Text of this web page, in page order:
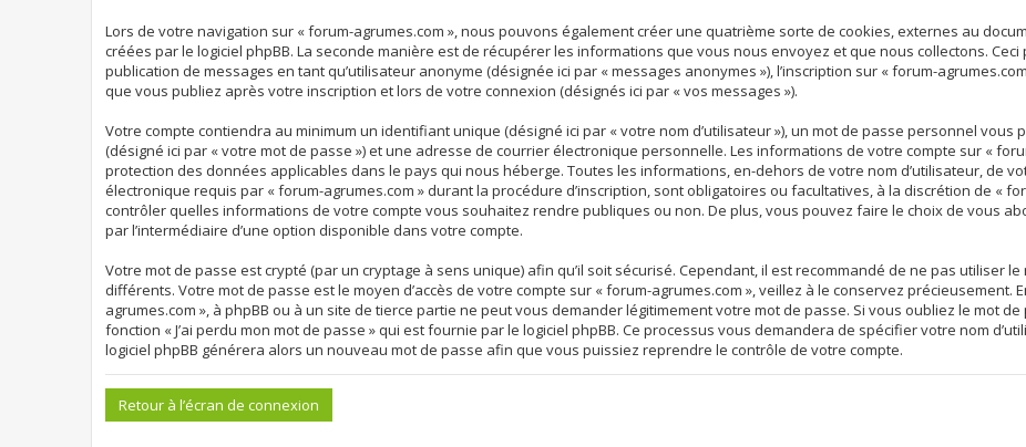
Lors de votre navigation sur « forum-agrumes.com », nous pouvons également créer une quatrième sorte de cookies, externes au
créées par le logiciel phpBB. La seconde manière est de récupérer les informations que vous nous envoyez et que nous collectons. Ceci
publication de messages en tant qu’utilisateur anonyme (désignée ici par « messages anonymes »), l’inscription sur « forum-
que vous publiez après votre inscription et lors de votre connexion (désignés ici par « vos messages »).
Votre compte contiendra au minimum un identifiant unique (désigné ici par « votre nom d’utilisateur »), un mot de passe personnel
(désigné ici par « votre mot de passe ») et une adresse de courrier électronique personnelle. Les informations de votre compte sur «
protection des données applicables dans le pays qui nous héberge. Toutes les informations, en-dehors de votre nom d’utilisateur, de
électronique requis par « forum-agrumes.com » durant la procédure d’inscription, sont obligatoires ou facultatives, à la discrétion de «
contrôler quelles informations de votre compte vous souhaitez rendre publiques ou non. De plus, vous pouvez faire le choix de vous
par l’intermédiaire d’une option disponible dans votre compte.
Votre mot de passe est crypté (par un cryptage à sens unique) afin qu’il soit sécurisé. Cependant, il est recommandé de ne pas utiliser
différents. Votre mot de passe est le moyen d’accès de votre compte sur « forum-agrumes.com », veillez à le conservez précieusement.
agrumes.com », à phpBB ou à un site de tierce partie ne peut vous demander légitimement votre mot de passe. Si vous oubliez le mot
fonction « J’ai perdu mon mot de passe » qui est fournie par le logiciel phpBB. Ce processus vous demandera de spécifier votre nom
logiciel phpBB générera alors un nouveau mot de passe afin que vous puissiez reprendre le contrôle de votre compte.
Retour à l’écran de connexion